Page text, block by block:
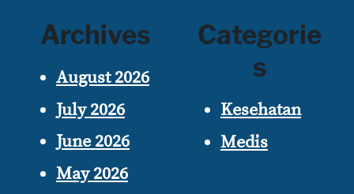
Archives
August 2026
July 2026
June 2026
May 2026
Categorie
s
Kesehatan
Medis